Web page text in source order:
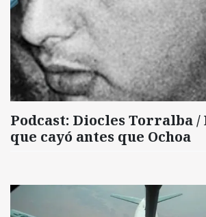
Podcast: Diocles Torralba /
que cayó antes que Ochoa